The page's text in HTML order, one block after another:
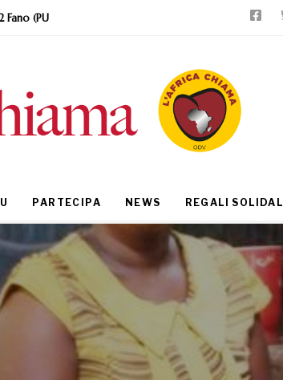
Fano (PU
PARTECIPA NEWS REGALI SOLIDALI